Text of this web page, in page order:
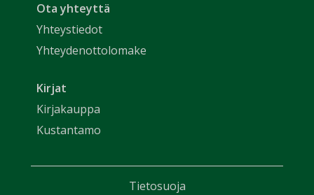
Ota yhteyttä
Yhteystiedot
Yhteydenottolomake
Kirjat
Kirjakauppa
Kustantamo
Tietosuoja